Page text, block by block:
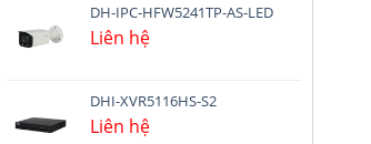
DH-IPC-HFW5241TP-AS-LED
Liên hệ
DHI-XVR5116HS-S2
Liên hệ